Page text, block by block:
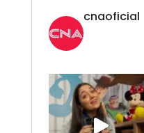
cnaoficial
Novo CNA.
Espanhol,